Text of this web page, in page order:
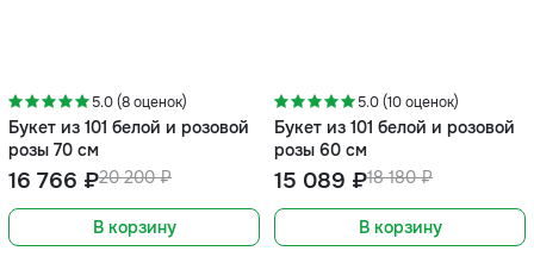
5.0 (8 оценок)
Букет из 101 белой и розовой
розы 70 см
20 200 ₽
16 766 ₽
В корзину
5.0 (10 оценок)
Букет из 101 белой и розовой
розы 60 см
18 180 ₽
15 089 ₽
В корзину